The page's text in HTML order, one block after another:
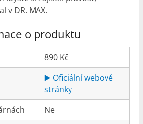
v DR. MAX.
o produktu
890 Kč
▶️ Oficiální webové
stránky
Ne